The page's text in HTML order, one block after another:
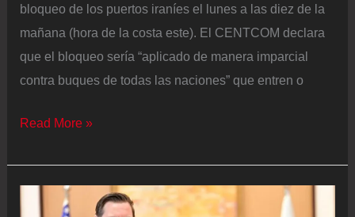
estadounidense
bloqueo de los puertos iraníes el lunes a las diez de la
mañana (hora de la costa este). El CENTCOM declara
que el bloqueo sería “aplicado de manera imparcial
contra buques de todas las naciones” que entren o
La
de
Estados
Read More »